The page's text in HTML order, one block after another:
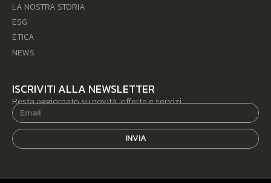
LA NOSTRA STORIA
ESG
ETICA
NEWS
ISCRIVITI ALLA NEWSLETTER
Resta aggiornato su novità, offerte e servizi.
INVIA